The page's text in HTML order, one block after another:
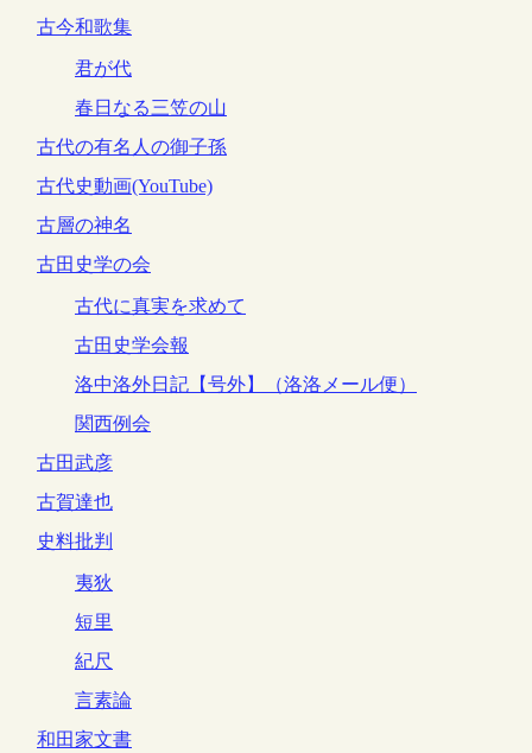
古今和歌集
君が代
春日なる三笠の山
古代の有名人の御子孫
古代史動画(YouTube)
古層の神名
古田史学の会
古代に真実を求めて
古田史学会報
洛中洛外日記【号外】（洛洛メール便）
関西例会
古田武彦
古賀達也
史料批判
夷狄
短里
紀尺
言素論
和田家文書